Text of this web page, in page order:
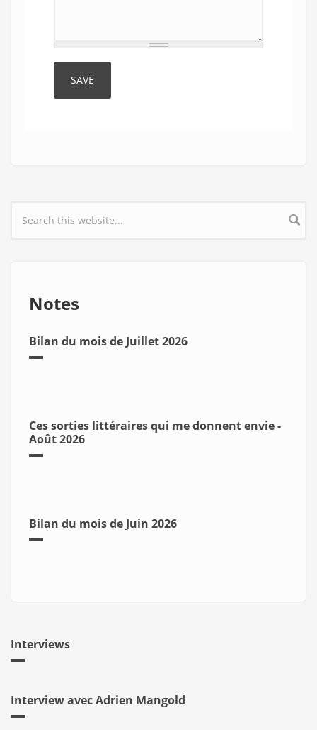
Search form
Notes
Bilan du mois de Juillet 2026
Ces sorties littéraires qui me donnent envie -
Août 2026
Bilan du mois de Juin 2026
Interviews
Interview avec Adrien Mangold